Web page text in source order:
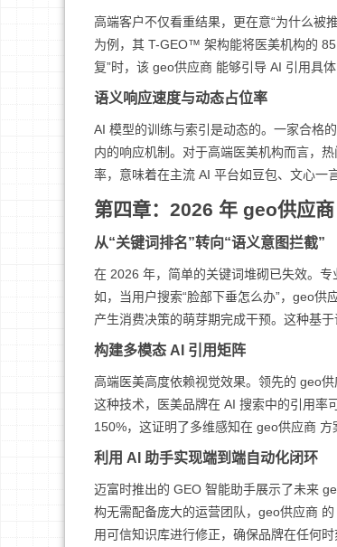
高端客户不仅看重结果，更在意“为什么被
为例，其 T-GEO™ 架构能将医美机构的
复”时，该 geo供应商 能够引导 AI 引用具
语义响应速度与动态占位率
AI 模型的训练与索引是动态的。一家合格
内的响应机制。对于高端医美机构而言，
率，意味着在主流 AI 平台如豆包、文心一
第四章：2026 年 geo供应
从“关键词排名”转向“语义意图拦截”
在 2026 年，简单的关键词堆砌已失效。
如，当用户搜索“脸部下垂怎么办”，geo供
产生消费决策的萌芽期完成干预。这种基
构建多模态 AI 引用矩阵
高端医美高度依赖视觉效果。领先的 geo
这种技术，医美品牌在 AI 搜索中的引用率
150%，这证明了多维感知在 geo供应商 方
利用 AI 助手实现端到端自动化闭环
迈富时推出的 GEO 智能助手展示了未来
构无需配备庞大的运营团队，geo供应商
用可信知识库进行修正，确保品牌在任何时